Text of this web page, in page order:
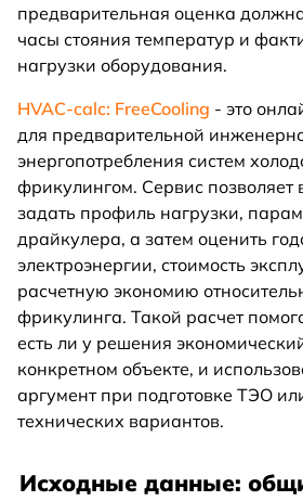
предварительная оценка
часы стояния температур и
нагрузки оборудования.
HVAC-calc: FreeCooling - это
для предварительной
энергопотребления систем
фрикулингом. Сервис позволяет
задать профиль нагрузки,
драйкулера, а затем оценить
электроэнергии, стоимость
расчетную экономию
фрикулинга. Такой расчет
есть ли у решения
конкретном объекте, и
аргумент при подготовке ТЭО
технических вариантов.
Исходные данные: